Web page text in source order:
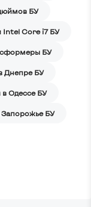
БУ
Intel Core i7 БУ
БУ
Днепре БУ
в Одессе БУ
Запорожье БУ